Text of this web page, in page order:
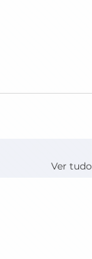
Ver tudo